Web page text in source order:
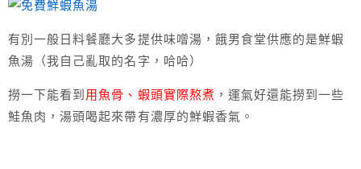
有別一般日料餐廳大多提供味噌湯，餓男食堂供應的是鮮蝦
魚湯（我自己亂取的名字，哈哈）
撈一下能看到 用魚骨、蝦頭實際熬煮 ，運氣好還能撈到一些
鮭魚肉，湯頭喝起來帶有濃厚的鮮蝦香氣。